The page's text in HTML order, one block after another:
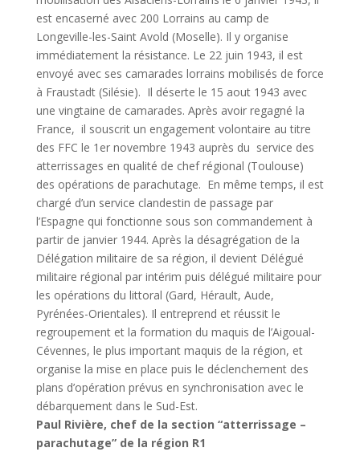
est encaserné avec 200 Lorrains au camp de
Longeville-les-Saint Avold (Moselle). Il y organise
immédiatement la résistance. Le 22 juin 1943, il est
envoyé avec ses camarades lorrains mobilisés de force
à Fraustadt (Silésie). Il déserte le 15 aout 1943 avec
une vingtaine de camarades. Après avoir regagné la
France, il souscrit un engagement volontaire au titre
des FFC le 1er novembre 1943 auprès du service des
atterrissages en qualité de chef régional (Toulouse)
des opérations de parachutage. En même temps, il est
chargé d’un service clandestin de passage par
l’Espagne qui fonctionne sous son commandement à
partir de janvier 1944. Après la désagrégation de la
Délégation militaire de sa région, il devient Délégué
militaire régional par intérim puis délégué militaire pour
les opérations du littoral (Gard, Hérault, Aude,
Pyrénées-Orientales). Il entreprend et réussit le
regroupement et la formation du maquis de l’Aigoual-
Cévennes, le plus important maquis de la région, et
organise la mise en place puis le déclenchement des
plans d’opération prévus en synchronisation avec le
débarquement dans le Sud-Est.
Paul Rivière, chef de la section “atterrissage –
parachutage” de la région R1